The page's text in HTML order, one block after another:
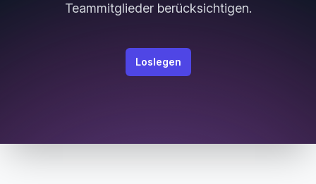
Teammitglieder berücksichtigen.
Loslegen